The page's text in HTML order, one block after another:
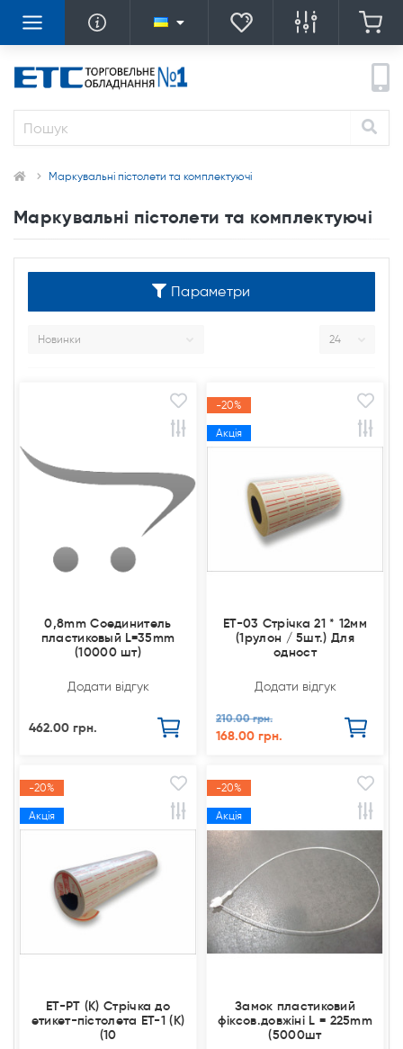
Маркувальні пістолети та комплектуючі
Маркувальні пістолети та комплектуючі
Параметри
0,8mm Соединитель
пластиковый L=35mm
(10000 шт)
Додати відгук
462.00 грн.
-20%
Акція
ET-03 Стрічка 21 * 12мм
(1рулон / 5шт.) Для
одност
Додати відгук
210.00 грн.
168.00 грн.
-20%
Акція
ET-PT (К) Стрічка до
етикет-пістолета ET-1 (K)
(10
-20%
Акція
Замок пластиковий
фіксов.довжіні L = 225mm
(5000шт